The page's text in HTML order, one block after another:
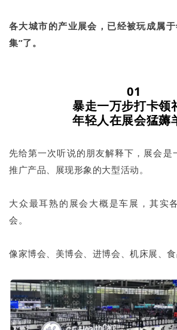
各大城市的产业展会，已经被玩成属
集”了。
01
暴走一万步打卡领
年轻人在展会猛薅
先给第一次听说的朋友解释下，展会是
推广产品、展现形象的大型活动。
大众最耳熟的展会大概是车展，其实
会。
像家博会、美博会、进博会、机床展、食